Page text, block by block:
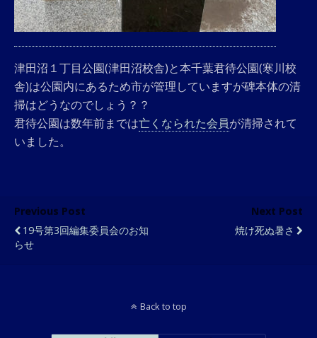
津田沼１丁目公園(津田沼校舎)と本千葉君待公園(寒川校
舎)は公園内にあるため市が管理していますが碑本体の清
掃はどうなのでしょう？？
君待公園は数年前までは亡くなられた会員が清掃されて
いました。
Previous Post
19号第3回編集委員会のお知
らせ
Next Post
焼け死ぬ暑さ
Back to top